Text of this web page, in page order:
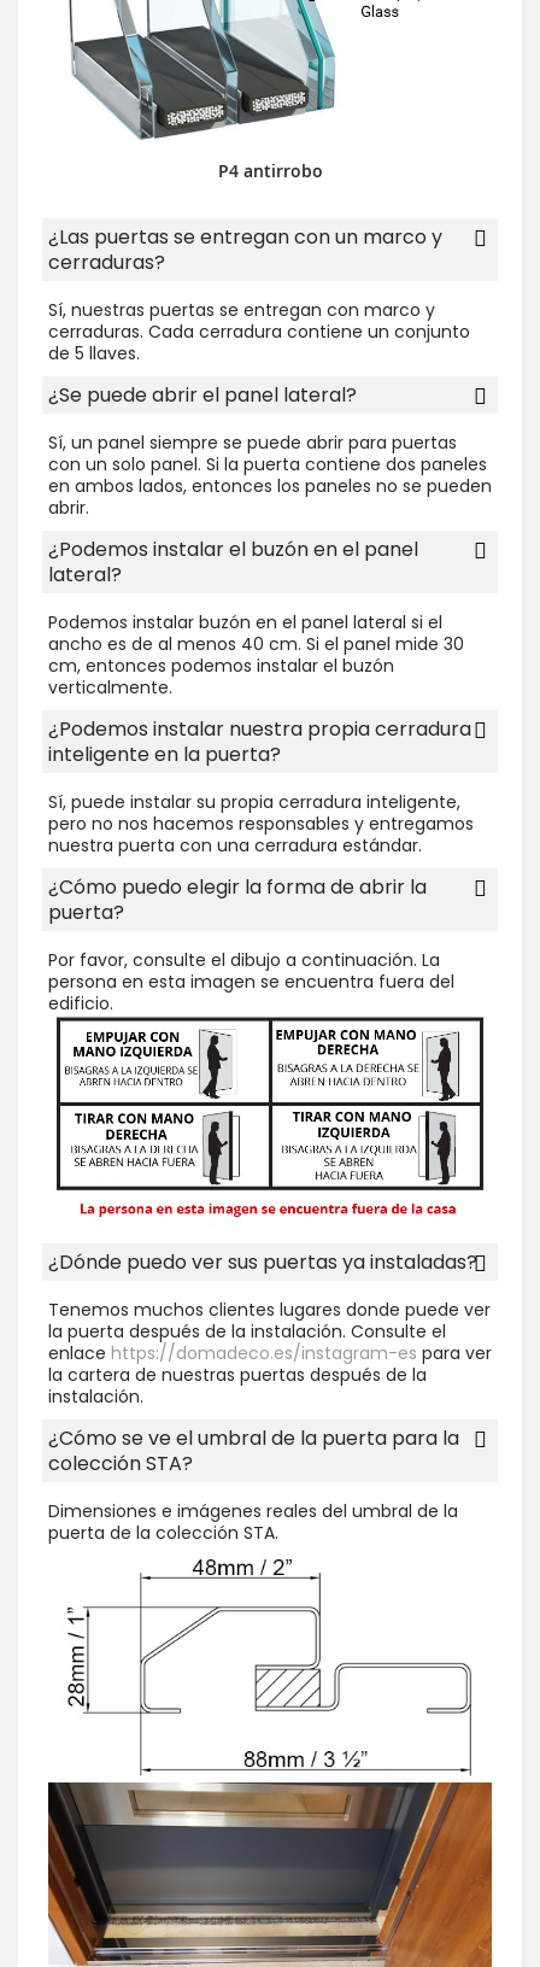
P4 antirrobo
¿Las puertas se entregan con un marco y
cerraduras?
Sí, nuestras puertas se entregan con marco y
cerraduras. Cada cerradura contiene un conjunto
de 5 llaves.
¿Se puede abrir el panel lateral?
Sí, un panel siempre se puede abrir para puertas
con un solo panel. Si la puerta contiene dos paneles
en ambos lados, entonces los paneles no se pueden
abrir.
¿Podemos instalar el buzón en el panel
lateral?
Podemos instalar buzón en el panel lateral si el
ancho es de al menos 40 cm. Si el panel mide 30
cm, entonces podemos instalar el buzón
verticalmente.
¿Podemos instalar nuestra propia cerradura
inteligente en la puerta?
Sí, puede instalar su propia cerradura inteligente,
pero no nos hacemos responsables y entregamos
nuestra puerta con una cerradura estándar.
¿Cómo puedo elegir la forma de abrir la
puerta?
Por favor, consulte el dibujo a continuación. La
persona en esta imagen se encuentra fuera del
edificio.
¿Dónde puedo ver sus puertas ya instaladas?
Tenemos muchos clientes lugares donde puede ver
la puerta después de la instalación. Consulte el
enlace https://domadeco.es/instagram-es para ver
la cartera de nuestras puertas después de la
instalación.
¿Cómo se ve el umbral de la puerta para la
colección STA?
Dimensiones e imágenes reales del umbral de la
puerta de la colección STA.